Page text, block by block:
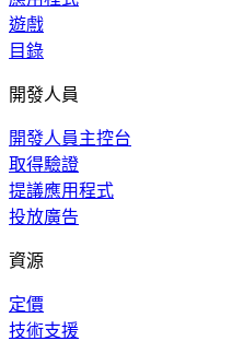
遊戲
目錄
開發人員
開發人員主控台
取得驗證
提議應用程式
投放廣告
資源
定價
技術支援